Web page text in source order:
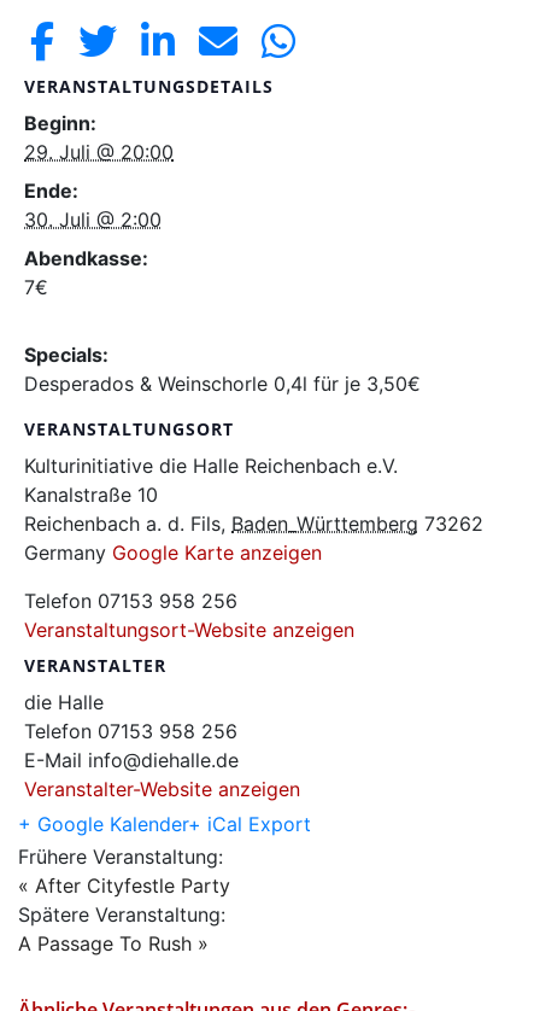
VERANSTALTUNGSDETAILS
Beginn:
29. Juli @ 20:00
Ende:
30. Juli @ 2:00
Abendkasse:
7€
Specials:
Desperados & Weinschorle 0,4l für je 3,50€
VERANSTALTUNGSORT
Kulturinitiative die Halle Reichenbach e.V.
Kanalstraße 10
Reichenbach a. d. Fils, Baden_Württemberg 73262
Germany Google Karte anzeigen
Telefon 07153 958 256
Veranstaltungsort-Website anzeigen
VERANSTALTER
die Halle
Telefon 07153 958 256
E-Mail info@diehalle.de
Veranstalter-Website anzeigen
+ Google Kalender+ iCal Export
Frühere Veranstaltung:
« After Cityfestle Party
Spätere Veranstaltung:
A Passage To Rush »